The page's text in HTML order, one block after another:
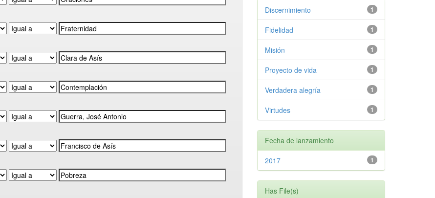
1
Discernimiento
1
Fidelidad
1
Misión
1
Proyecto de vida
1
Verdadera alegría
1
Virtudes
Fecha de lanzamiento
1
2017
Has File(s)